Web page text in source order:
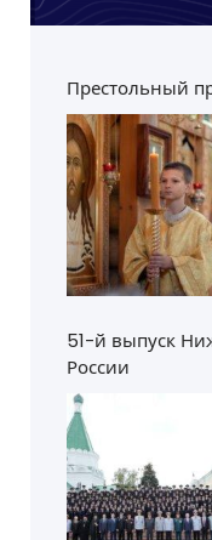
Престольный
51-й выпуск
России